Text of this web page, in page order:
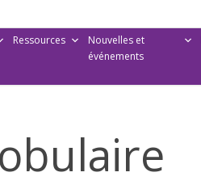
Ressources
Nouvelles et
événements